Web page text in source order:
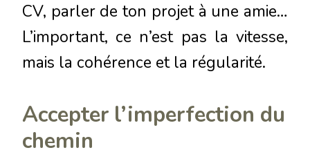
CV, parler de ton projet à une amie…
L’important, ce n’est pas la vitesse,
mais la cohérence et la régularité.
Accepter l’imperfection du
chemin